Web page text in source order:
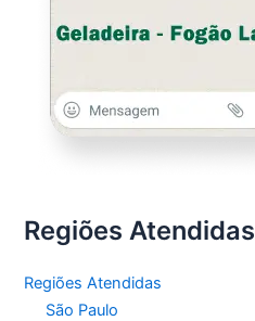
Regiões Atendidas
Regiões Atendidas
São Paulo